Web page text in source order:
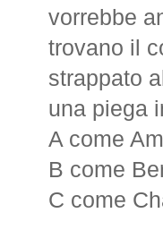
vorrebbe
trovano il
strappato
una piega
A come
B come
C come